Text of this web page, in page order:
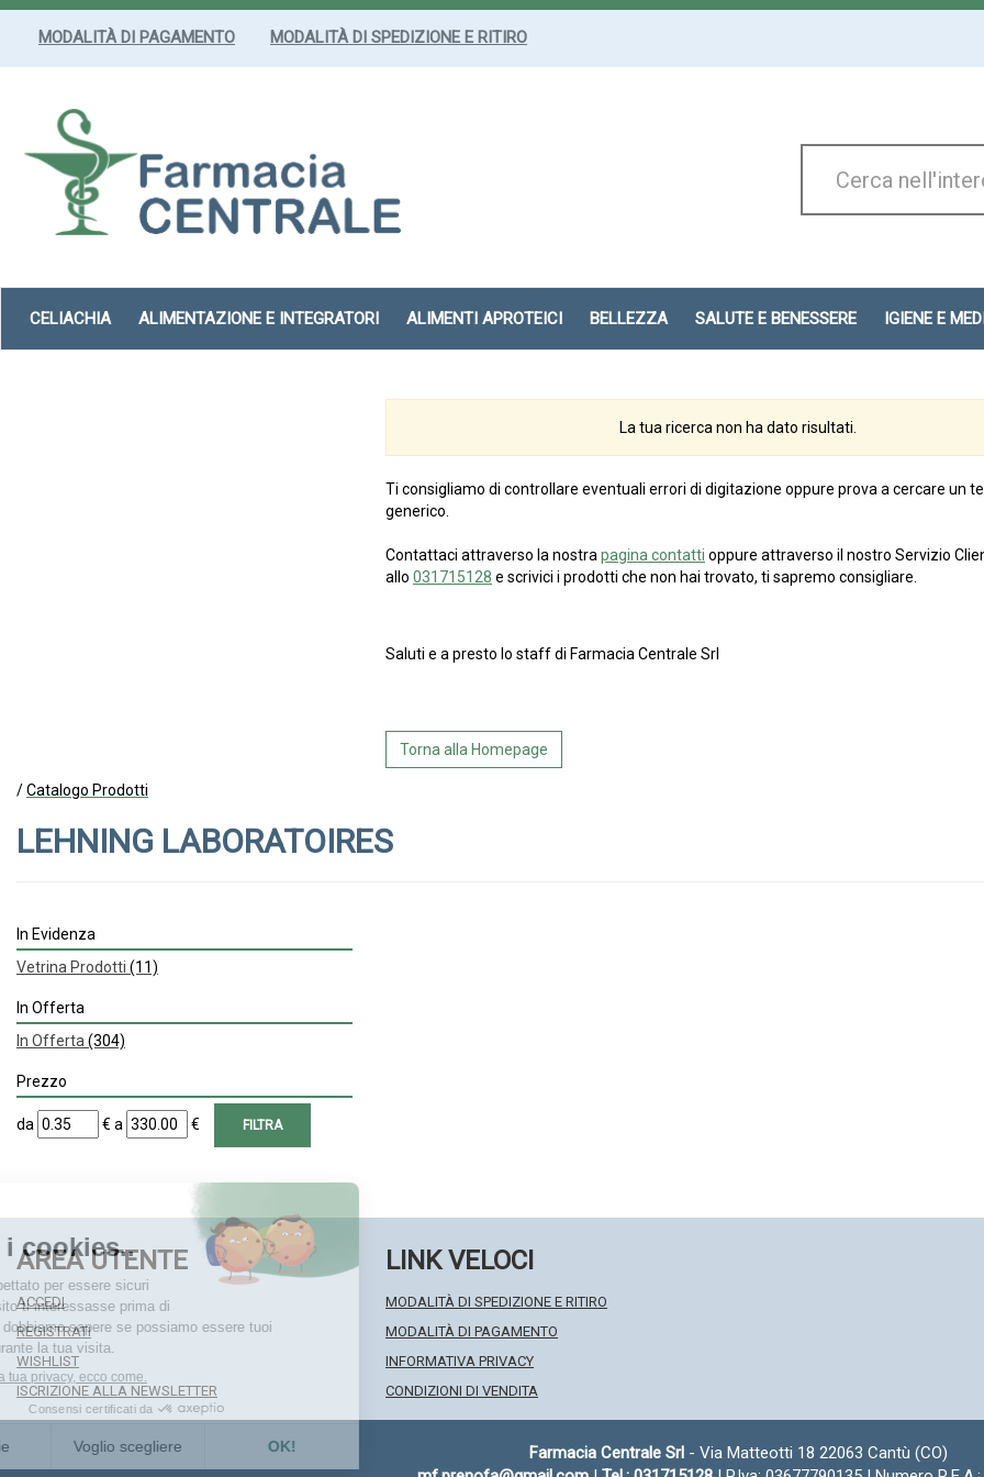
Passa
MODALITÀ DI PAGAMENTO MODALITÀ DI SPEDIZIONE E RITIRO
Prodotto
CELIACHIA ALIMENTAZIONE E INTEGRATORI ALIMENTI APROTEICI BELLEZZA SALUTE E BENESSERE IGIENE E
La tua ricerca non ha dato risultati.
Ti consigliamo di controllare eventuali errori di digitazione oppure prova a cercare un
generico.
Contattaci attraverso la nostra pagina contatti oppure attraverso il nostro Servizio
allo 031715128 e scrivici i prodotti che non hai trovato, ti sapremo consigliare.
Saluti e a presto lo staff di Farmacia Centrale Srl
Torna alla Homepage
/Catalogo Prodotti
LEHNING LABORATOIRES
In Evidenza
Vetrina Prodotti (11)
In Offerta
In Offerta (304)
Prezzo
filtra
da
da €
filtra
a
a €
AREA UTENTE
ACCEDI
REGISTRATI
WISHLIST
ISCRIZIONE ALLA NEWSLETTER
LINK VELOCI
MODALITÀ DI SPEDIZIONE E RITIRO
MODALITÀ DI PAGAMENTO
INFORMATIVA PRIVACY
CONDIZIONI DI VENDITA
Farmacia Centrale Srl- Via Matteotti 18 22063 Cantù (CO)